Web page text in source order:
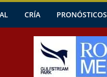
CRÍA PRONÓSTICOS